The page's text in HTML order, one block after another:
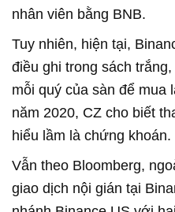
nhân viên bằng BNB.
Tuy nhiên, hiện tại,
điều ghi trong sách
mỗi quý của sàn để mua
năm 2020, CZ cho biết
hiểu lầm là chứng khoán.
Vẫn theo Bloomberg,
giao dịch nội gián tại